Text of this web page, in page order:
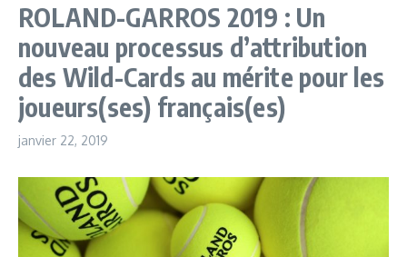
ROLAND-GARROS 2019 : Un
nouveau processus d’attribution
des Wild-Cards au mérite pour les
joueurs(ses) français(es)
janvier 22, 2019